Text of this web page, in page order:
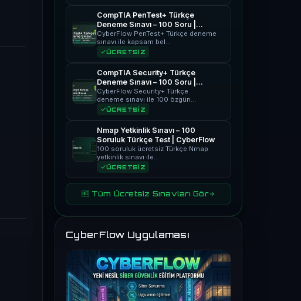
CompTIA PenTest+ Türkçe
Deneme Sınavı – 100 Soru |
CyberFlow
CyberFlow PenTest+ Türkçe deneme
sınavı ile kapsam bel…
ÜCRETSİZ
CompTIA Security+ Türkçe
Deneme Sınavı – 100 Soru |
CyberFlow
CyberFlow Security+ Türkçe
deneme sınavı ile 100 özgün…
ÜCRETSİZ
Nmap Yetkinlik Sınavı – 100
Soruluk Türkçe Test | CyberFlow
100 soruluk ücretsiz Türkçe Nmap
yetkinlik sınavı ile…
ÜCRETSİZ
🆓 Tüm Ücretsiz Sınavları Gör
CyberFlow Uygulaması